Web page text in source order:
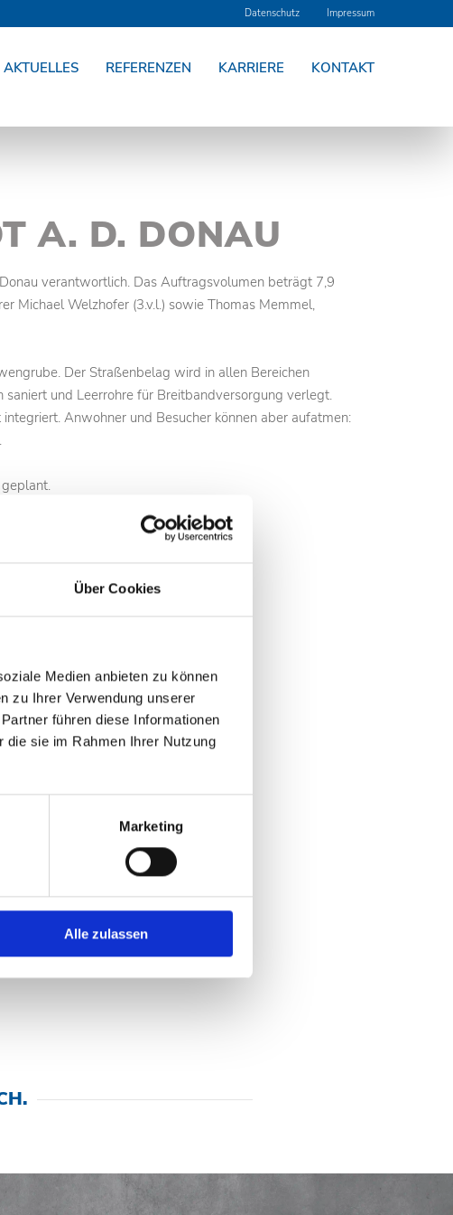
Über Cookies
Medien anbieten zu können
zu Ihrer Verwendung unserer
führen diese Informationen
die sie im Rahmen Ihrer Nutzung
Marketing
Alle zulassen
Datenschutz Impressum
AKTUELLES REFERENZEN KARRIERE KONTAKT
A. D. DONAU
verantwortlich. Das Auftragsvolumen beträgt 7,9
Michael Welzhofer (3.v.l.) sowie Thomas Memmel,
Der Straßenbelag wird in allen Bereichen
und Leerrohre für Breitbandversorgung verlegt.
Anwohner und Besucher können aber aufatmen: